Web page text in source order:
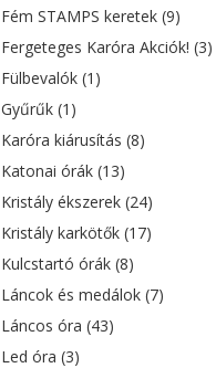
Fém STAMPS keretek(9)
Fergeteges Karóra Akciók!(3)
Fülbevalók(1)
Gyűrűk(1)
Karóra kiárusítás(8)
Katonai órák(13)
Kristály ékszerek(24)
Kristály karkötők(17)
Kulcstartó órák(8)
Láncok és medálok(7)
Láncos óra(43)
Led óra(3)